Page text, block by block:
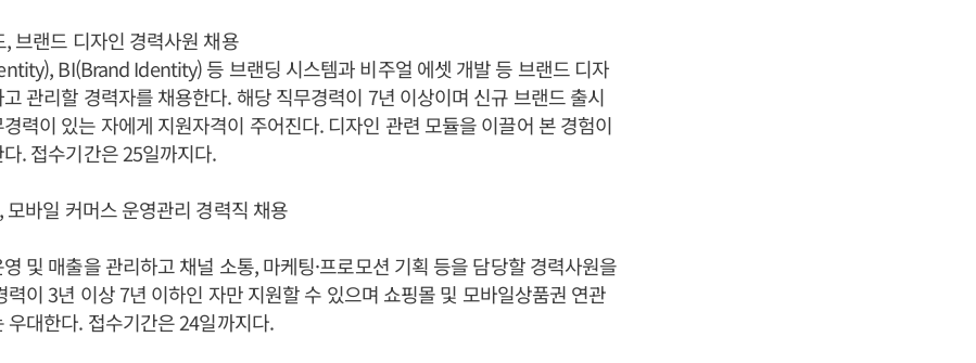
브랜드 디자인 경력사원 채용
BI(Brand Identity) 등 브랜딩 시스템과 비주얼 에셋 개발 등 브랜드 디자
관리할 경력자를 채용한다. 해당 직무경력이 7년 이상이며 신규 브랜드 출시
력이 있는 자에게 지원자격이 주어진다. 디자인 관련 모듈을 이끌어 본 경험이
. 접수기간은 25일까지다.
바일 커머스 운영관리 경력직 채용
및 매출을 관리하고 채널 소통, 마케팅·프로모션 기획 등을 담당할 경력사원을
력이 3년 이상 7년 이하인 자만 지원할 수 있으며 쇼핑몰 및 모바일상품권 연관
우대한다. 접수기간은 24일까지다.